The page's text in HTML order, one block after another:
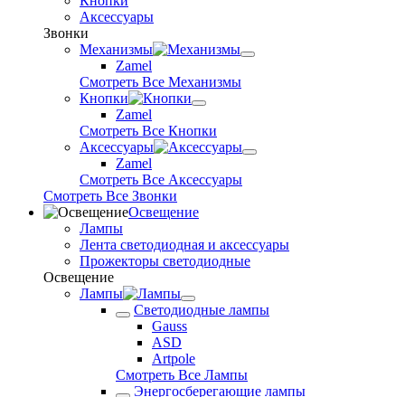
Аксессуары
Звонки
Механизмы
Zamel
Смотреть Все Механизмы
Кнопки
Zamel
Смотреть Все Кнопки
Аксессуары
Zamel
Смотреть Все Аксессуары
Смотреть Все Звонки
Освещение
Лампы
Лента светодиодная и аксессуары
Прожекторы светодиодные
Освещение
Лампы
Светодиодные лампы
Gauss
ASD
Artpole
Смотреть Все Лампы
Энергосберегающие лампы